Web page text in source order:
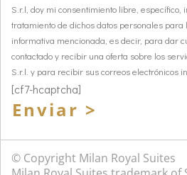
S.r.l, doy mi consentimiento libre, específico,
tratamiento de dichos datos personales para
informativa mencionada, es decir, para dar
contactado y recibir una oferta sobre los
S.r.l. y para recibir sus correos electrónicos
[cf7-hcaptcha]
Enviar >
© Copyright Milan Royal Suites